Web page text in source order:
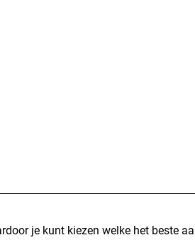
je kunt kiezen welke het beste